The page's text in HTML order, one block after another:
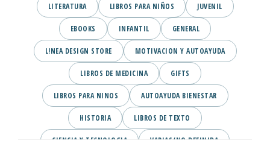
LITERATURA LIBROS PARA NIÑOS JUVENIL
EBOOKS INFANTIL GENERAL
L!NEA DESIGN STORE MOTIVACION Y AUTOAYUDA
LIBROS DE MEDICINA GIFTS
LIBROS PARA NINOS AUTOAYUDA BIENESTAR
HISTORIA LIBROS DE TEXTO
CIENCIA Y TECNOLOGIA VARIAS/NO DEFINIDA